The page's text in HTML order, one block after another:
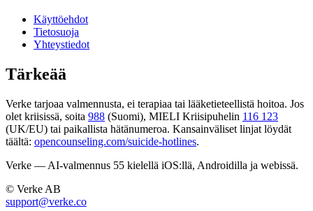
Käyttöehdot
Tietosuoja
Yhteystiedot
Tärkeää
Verke tarjoaa valmennusta, ei terapiaa tai lääketieteellistä hoitoa. Jos
olet kriisissä, soita 988 (Suomi), MIELI Kriisipuhelin 116 123
(UK/EU) tai paikallista hätänumeroa. Kansainväliset linjat löydät
täältä: opencounseling.com/suicide-hotlines.
Verke — AI-valmennus 55 kielellä iOS:llä, Androidilla ja webissä.
© Verke AB
support@verke.co